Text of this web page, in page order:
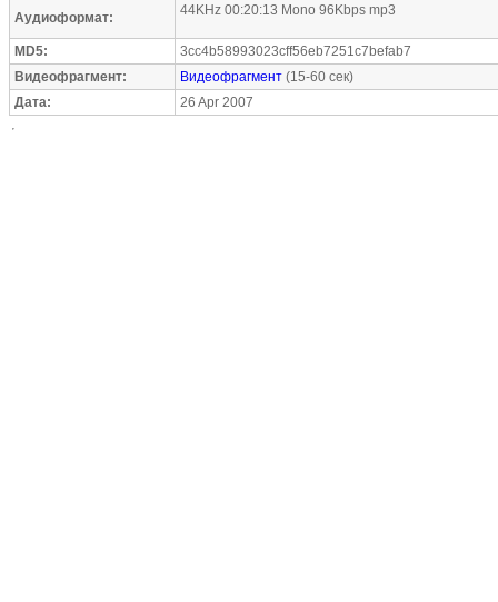
Аудиоформат: 44KHz 00:20:13 Mono 96Kbps mp3
MD5:
3cc4b58993023cff56eb7251c7befab7
Видеофрагмент:
Видеофрагмент (15-60 сек)
Дата:
26 Apr 2007